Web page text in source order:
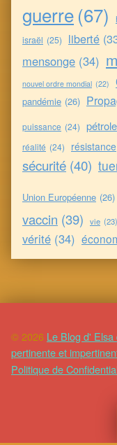
guerre(67)
israël (25) liberté
mensonge (34)
nouvel ordre mondial (22)
pandémie (26)
puissance (24) pétrole
réalité (24) résistance
sécurité (40)
Union Européenne (26)
vaccin (39) vie (23)
vérité (34)
© 2026 Le Blog d'
pertinente et
Politique de